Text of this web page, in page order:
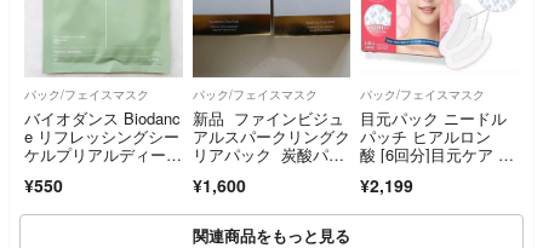
パック/フェイスマスク
バイオダンス Biodanc
e リフレッシングシー
ケルプリアルディープ
¥550
パック/フェイスマスク
新品 ファインビジュ
アルスパークリングク
リアパック 炭酸パッ
¥1,600
パック/フェイスマスク
目元パック ニードル
パッチ ヒアルロン
酸 [6回分]目元ケア マ
¥2,199
関連商品をもっと見る